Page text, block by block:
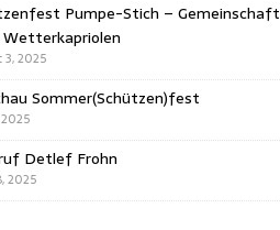
Pumpe-Stich – Gemeinschaft
3, 2025
Sommer(Schützen)fest
Detlef Frohn
2025